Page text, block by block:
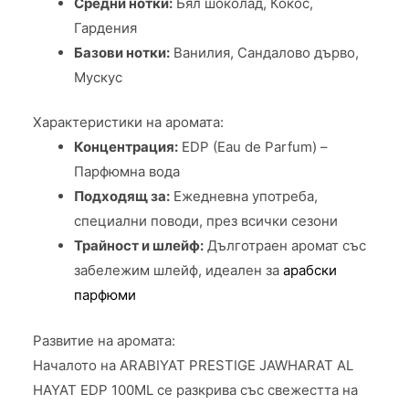
Гардения
Базови нотки: Ванилия, Сандалово дърво,
Мускус
Характеристики на аромата:
Концентрация: EDP (Eau de Parfum) –
Парфюмна вода
Подходящ за: Ежедневна употреба,
специални поводи, през всички сезони
Трайност и шлейф: Дълготраен аромат със
забележим шлейф, идеален за арабски
парфюми
Развитие на аромата:
Началото на ARABIYAT PRESTIGE JAWHARAT AL
HAYAT EDP 100ML се разкрива със свежестта на